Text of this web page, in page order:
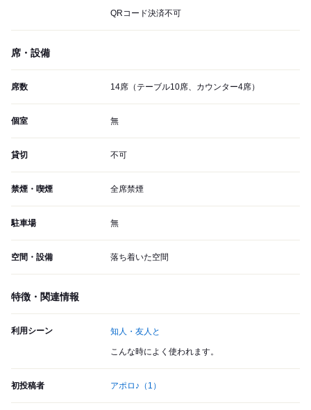
QRコード決済不可
席・設備
席数 14席（テーブル10席、カウンター4席）
個室 無
貸切 不可
禁煙・喫煙 全席禁煙
駐車場 無
空間・設備 落ち着いた空間
特徴・関連情報
利用シーン 知人・友人と
こんな時によく使われます。
初投稿者 アポロ♪ （1）